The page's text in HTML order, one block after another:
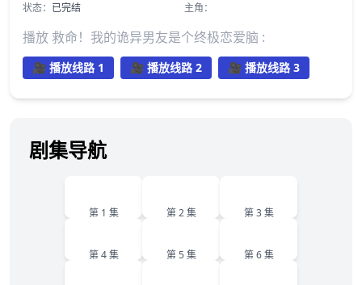
状态： 已完结 主角：
播放 救命！我的诡异男友是个终极恋爱脑 :
🎥 播放线路 1 🎥 播放线路 2 🎥 播放线路 3
剧集导航
第 1 集 第 2 集 第 3 集
第 4 集 第 5 集 第 6 集